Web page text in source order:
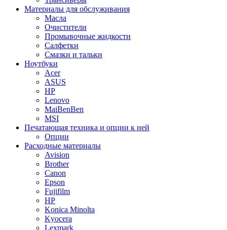
Материалы для обслуживания
Масла
Очистители
Промывочные жидкости
Салфетки
Смазки и тальки
Ноутбуки
Acer
ASUS
HP
Lenovo
MaiBenBen
MSI
Печатающая техника и опции к ней
Опции
Расходные материалы
Avision
Brother
Canon
Epson
Fujifilm
HP
Konica Minolta
Kyocera
Lexmark